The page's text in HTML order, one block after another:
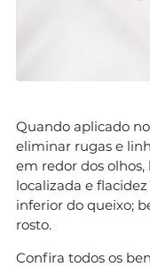
Quando aplicado
eliminar rugas e
em redor dos
localizada e
inferior do queixo;
rosto.
Confira todos os